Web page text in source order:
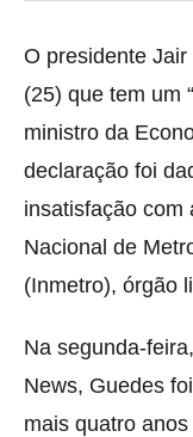
O presidente
(25) que tem um
ministro da
declaração foi
insatisfação com
Nacional de
(Inmetro), órgão
Na segunda-
News, Guedes
mais quatro